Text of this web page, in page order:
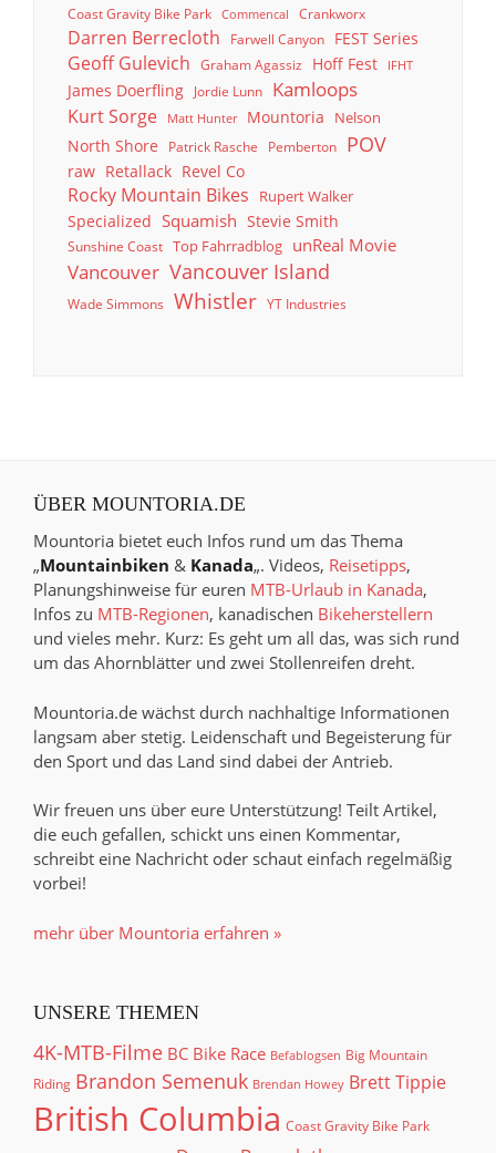
Coast Gravity Bike Park Commencal Crankworx
Darren Berrecloth Farwell Canyon FEST Series
Geoff Gulevich Graham Agassiz Hoff Fest IFHT
James Doerfling Jordie Lunn Kamloops
Kurt Sorge Matt Hunter Mountoria Nelson
North Shore Patrick Rasche Pemberton POV
raw Retallack Revel Co
Rocky Mountain Bikes
Rupert Walker
Specialized
Squamish Stevie Smith
Sunshine Coast Top Fahrradblog unReal Movie
Vancouver Vancouver Island
Wade Simmons Whistler YT Industries
ÜBER MOUNTORIA.DE
Mountoria bietet euch Infos rund um das Thema
„Mountainbiken & Kanada„. Videos, Reisetipps,
Planungshinweise für euren MTB-Urlaub in Kanada,
Infos zu MTB-Regionen, kanadischen Bikeherstellern
und vieles mehr. Kurz: Es geht um all das, was sich rund
um das Ahornblätter und zwei Stollenreifen dreht.
Mountoria.de wächst durch nachhaltige Informationen
langsam aber stetig. Leidenschaft und Begeisterung für
den Sport und das Land sind dabei der Antrieb.
Wir freuen uns über eure Unterstützung! Teilt Artikel,
die euch gefallen, schickt uns einen Kommentar,
schreibt eine Nachricht oder schaut einfach regelmäßig
vorbei!
mehr über Mountoria erfahren »
UNSERE THEMEN
4K-MTB-Filme BC Bike Race Befablogsen Big Mountain
Riding Brandon Semenuk Brendan Howey Brett Tippie
British Columbia Coast Gravity Bike Park